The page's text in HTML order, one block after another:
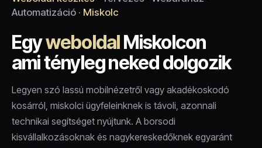
Automatizáció · Miskolc
EgyweboldalMiskolcon
ami tényleg neked dolgozik
Legyen szó lassú mobilnézetről vagy akadékoskodó
kosárról, miskolci ügyfeleinknek is távoli, azonnali
technikai segítséget nyújtunk. A borsodi
kisvállalkozásoknak és nagykereskedőknek egyaránt